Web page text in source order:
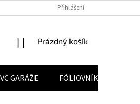
NA ODSTOUPENÍ OD SMLOUVY
Přihlášení
NÁKUPNÍ KOŠÍK
Prázdný košík
GARÁŽE FÓLIOVNÍKY